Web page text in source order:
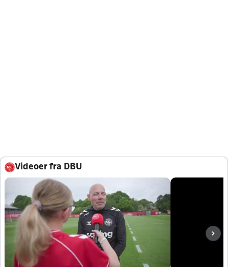
Videoer fra DBU